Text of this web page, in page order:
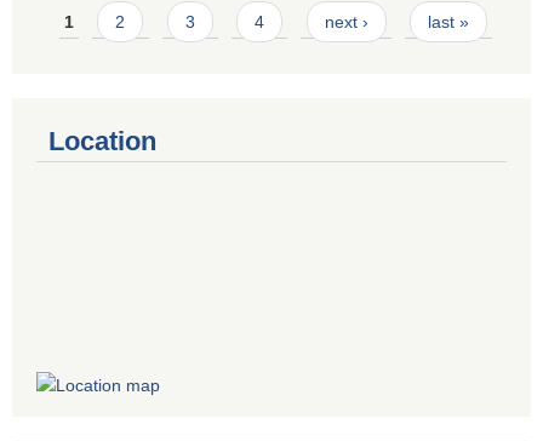
Pages
1 2 3 4 next › last »
Location